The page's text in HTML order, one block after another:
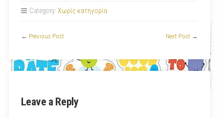
Category: Χωρίς κατηγορία
← Previous Post Next Post →
Leave a Reply